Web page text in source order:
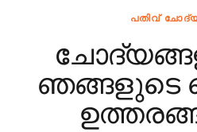
പതിവ്
ഞങ്ങളുടെ